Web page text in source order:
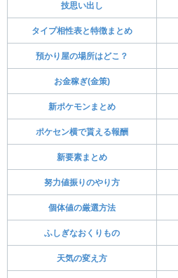
技思い出し
タイプ相性表と特徴まとめ
預かり屋の場所はどこ？
お金稼ぎ(金策)
新ポケモンまとめ
ポケセン横で貰える報酬
新要素まとめ
努力値振りのやり方
個体値の厳選方法
ふしぎなおくりもの
天気の変え方